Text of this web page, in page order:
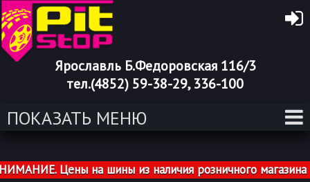
Ярославль Б.Федоровская 116/3
тел.(4852) 59-38-29, 336-100
ПОКАЗАТЬ МЕНЮ
Цены на шины из наличия розничного магазина